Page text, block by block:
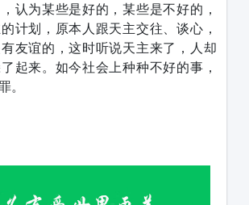
认为某些是好的，某些是不好的，
计划，原本人跟天主交往、谈心，
友谊的，这时听说天主来了，人却
起来。如今社会上种种不好的事，
。